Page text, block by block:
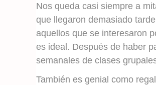
Nos queda casi siempre a
que llegaron demasiado
aquellos que se interesaron
es ideal. Después de haber
semanales de clases
También es genial como